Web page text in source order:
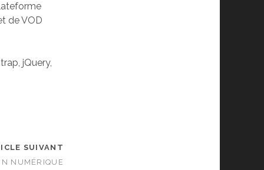
de VOD
jQuery,
SUIVANT
NUMÉRIQUE